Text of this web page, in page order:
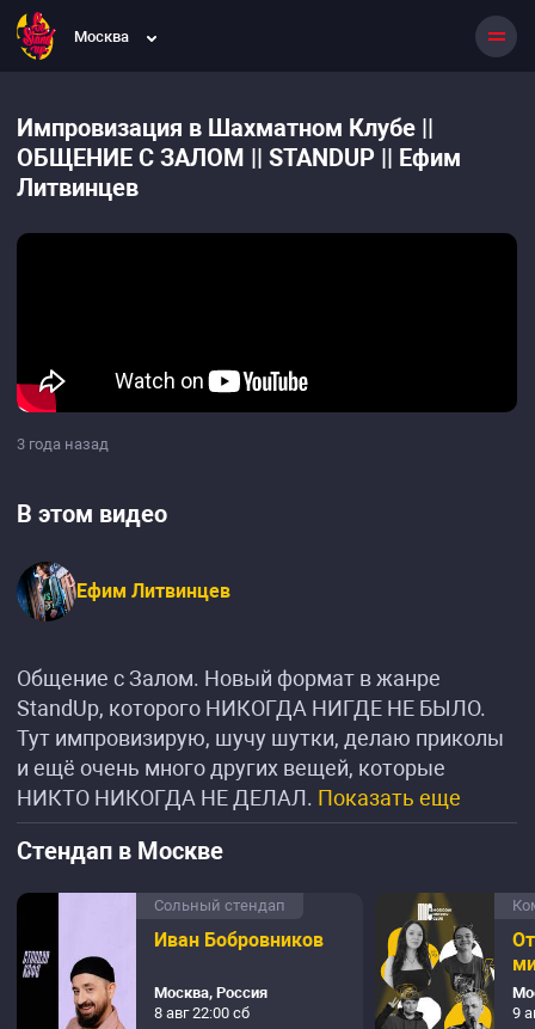
Москва
Импровизация в Шахматном Клубе ||
ОБЩЕНИЕ С ЗАЛОМ || STANDUP || Ефим
Литвинцев
3 года назад
В этом видео
Ефим Литвинцев
Общение с Залом. Новый формат в жанре
StandUp, которого НИКОГДА НИГДЕ НЕ БЫЛО.
Тут импровизирую, шучу шутки, делаю приколы
и ещё очень много других вещей, которые
НИКТО НИКОГДА НЕ ДЕЛАЛ. Показать еще
Стендап в Москве
Сольный стендап
Иван Бобровников
Москва, Россия
8 авг 22:00 сб
9